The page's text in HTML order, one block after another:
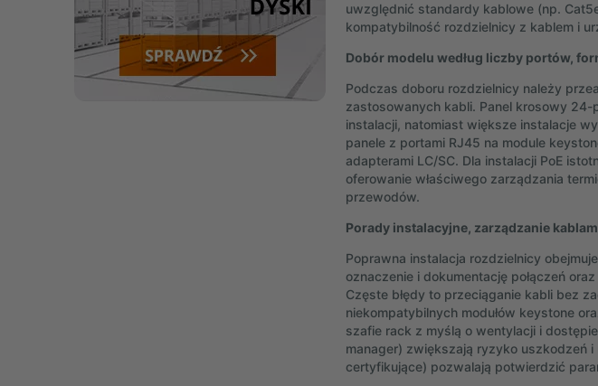
uwzględnić standardy kablowe (np.
kompatybilność rozdzielnicy z kablem i
Dobór modelu według liczby portów,
Podczas doboru rozdzielnicy należy
zastosowanych kabli. Panel krosowy
instalacji, natomiast większe instalacje
panele z portami RJ45 na module
adapterami LC/SC. Dla instalacji PoE
oferowanie właściwego zarządzania
przewodów.
Porady instalacyjne, zarządzanie
Poprawna instalacja rozdzielnicy
oznaczenie i dokumentację połączeń
Częste błędy to przeciąganie kabli bez
niekompatybilnych modułów keystone
szafie rack z myślą o wentylacji i
manager) zwiększają ryzyko uszkodzeń
certyfikujące) pozwalają potwierdzić